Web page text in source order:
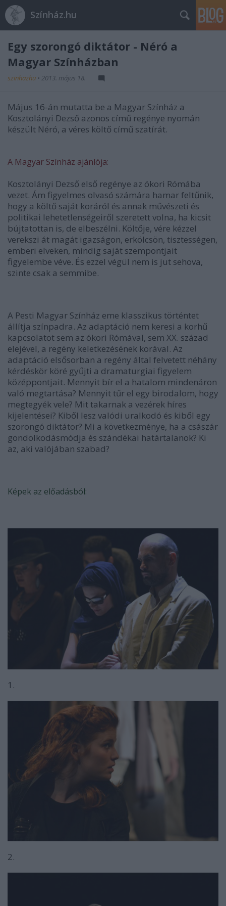
Színház.hu
Egy szorongó diktátor - Néró a
Magyar Színházban
szinhazhu • 2013. május 18.
Május 16-án mutatta be a Magyar Színház a
Kosztolányi Dezső azonos című regénye nyomán
készült Néró, a véres költő című szatírát.
A Magyar Színház ajánlója:
Kosztolányi Dezső első regénye az ókori Rómába
vezet. Ám figyelmes olvasó számára hamar feltűnik,
hogy a költő saját koráról és annak művészeti és
politikai lehetetlenségeiről szeretett volna, ha kicsit
bújtatottan is, de elbeszélni. Költője, vére kézzel
verekszi át magát igazságon, erkölcsön, tisztességen,
emberi elveken, mindig saját szempontjait
figyelembe véve. És ezzel végül nem is jut sehova,
szinte csak a semmibe.
A Pesti Magyar Színház eme klasszikus történtet
állítja színpadra. Az adaptáció nem keresi a korhű
kapcsolatot sem az ókori Rómával, sem XX. század
elejével, a regény keletkezésének korával. Az
adaptáció elsősorban a regény által felvetett néhány
kérdéskör köré gyűjti a dramaturgiai figyelem
középpontjait. Mennyit bír el a hatalom mindenáron
való megtartása? Mennyit tűr el egy birodalom, hogy
megtegyék vele? Mit takarnak a vezérek híres
kijelentései? Kiből lesz valódi uralkodó és kiből egy
szorongó diktátor? Mi a következménye, ha a császár
gondolkodásmódja és szándékai határtalanok? Ki
az, aki valójában szabad?
Képek az előadásból:
1.
2.